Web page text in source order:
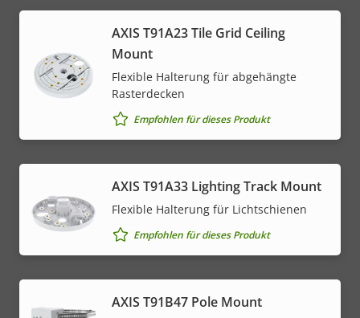
AXIS T91A23 Tile Grid Ceiling
Mount
Flexible Halterung für abgehängte
Rasterdecken
Empfohlen für dieses Produkt
AXIS T91A33 Lighting Track Mount
Flexible Halterung für Lichtschienen
Empfohlen für dieses Produkt
AXIS T91B47 Pole Mount